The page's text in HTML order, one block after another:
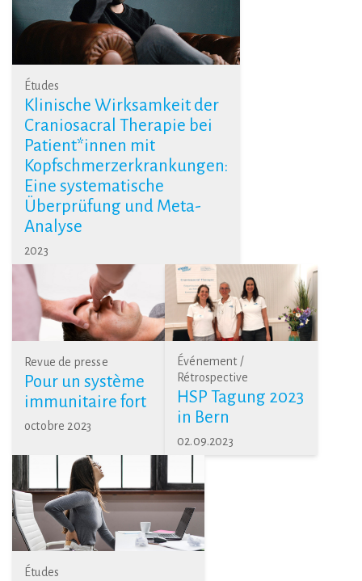
Études
Klinische Wirksamkeit der
Craniosacral Therapie bei
Patient*innen mit
Kopfschmerzerkrankungen:
Eine systematische
Überprüfung und Meta-
Analyse
2023
Revue de presse
Pour un système
immunitaire fort
octobre 2023
Événement /
Rétrospective
HSP Tagung 2023
in Bern
02.09.2023
Études